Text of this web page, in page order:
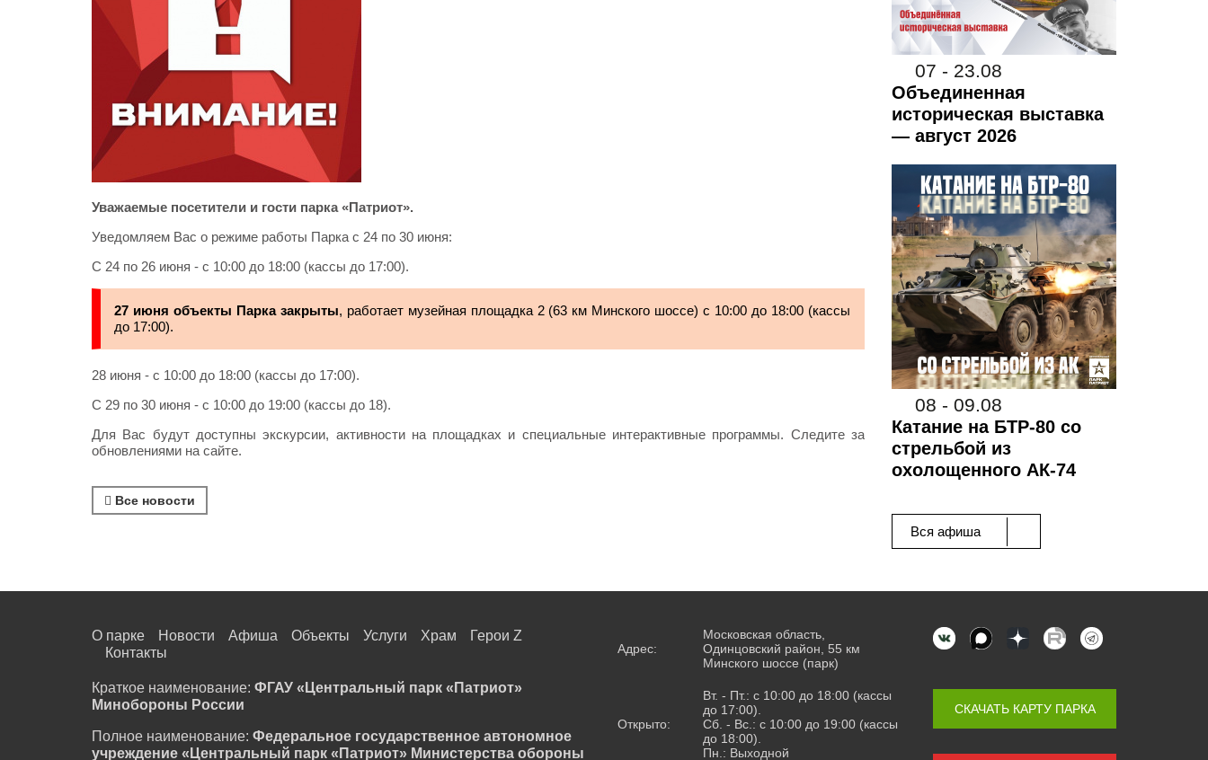
Уважаемые посетители и гости парка «Патриот».
Уведомляем Вас о режиме работы Парка с 24 по 30 июня:
С 24 по 26 июня - с 10:00 до 18:00 (кассы до 17:00).
27 июня объекты Парка закрыты, работает музейная площадка 2 (63 км Минского шоссе) с 10:00 до 18:00 (кассы
до 17:00).
28 июня - с 10:00 до 18:00 (кассы до 17:00).
С 29 по 30 июня - с 10:00 до 19:00 (кассы до 18).
Для Вас будут доступны экскурсии, активности на площадках и специальные интерактивные программы. Следите за
обновлениями на сайте.
Все новости
07 - 23.08
Объединенная
историческая выставка
— август 2026
08 - 09.08
Катание на БТР-80 со
стрельбой из
охолощенного АК-74
Вся афиша
О парке Новости Афиша Объекты Услуги Храм
Герои Z
Контакты
Краткое наименование: ФГАУ «Центральный парк «Патриот»
Минобороны России
Полное наименование: Федеральное государственное автономное
учреждение «Центральный парк «Патриот» Министерства обороны
Адрес:
Московская область,
Одинцовский район, 55 км
Минского шоссе (парк)
Открыто:
Вт. - Пт.: с 10:00 до 18:00 (кассы
до 17:00).
Сб. - Вс.: с 10:00 до 19:00 (кассы
до 18:00).
Пн.: Выходной
СКАЧАТЬ КАРТУ ПАРКА